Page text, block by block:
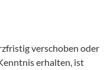
verschoben oder
erhalten, ist